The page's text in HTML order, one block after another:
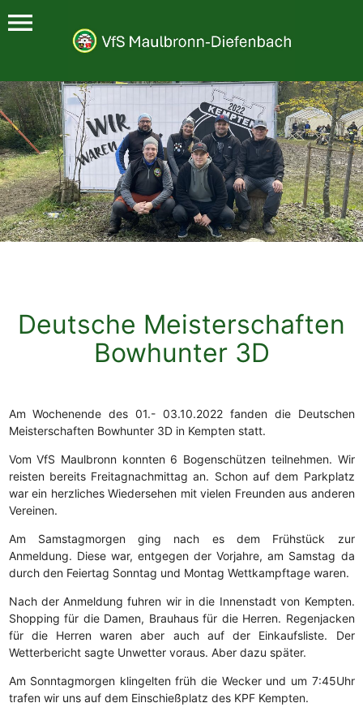
menu
Deutsche Meisterschaften
Bowhunter 3D
Am Wochenende des 01.- 03.10.2022 fanden die Deutschen
Meisterschaften Bowhunter 3D in Kempten statt.
Vom VfS Maulbronn konnten 6 Bogenschützen teilnehmen. Wir
reisten bereits Freitagnachmittag an. Schon auf dem Parkplatz
war ein herzliches Wiedersehen mit vielen Freunden aus anderen
Vereinen.
Am Samstagmorgen ging nach es dem Frühstück zur
Anmeldung. Diese war, entgegen der Vorjahre, am Samstag da
durch den Feiertag Sonntag und Montag Wettkampftage waren.
Nach der Anmeldung fuhren wir in die Innenstadt von Kempten.
Shopping für die Damen, Brauhaus für die Herren. Regenjacken
für die Herren waren aber auch auf der Einkaufsliste. Der
Wetterbericht sagte Unwetter voraus. Aber dazu später.
Am Sonntagmorgen klingelten früh die Wecker und um 7:45Uhr
trafen wir uns auf dem Einschießplatz des KPF Kempten.